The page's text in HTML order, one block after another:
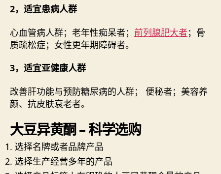
2，适宜患病人群
心血管病人群；老年性痴呆者； 前列腺肥大者；骨
质疏松症；女性更年期障碍者。
3，适宜亚健康人群
改善肝功能与预防糖尿病的人群； 便秘者；美容养
颜、抗皮肤衰老者。
大豆异黄酮 – 科学选购
选择名牌或者品牌产品
选择生产经营多年的产品